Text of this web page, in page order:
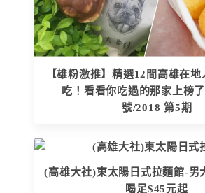
【雄粉激推】精選12間高雄在
吃！看看你吃過的那家上榜
號/2018 第5期
(高雄大社)東太陽日式拉麵館-男
喝足$45元起